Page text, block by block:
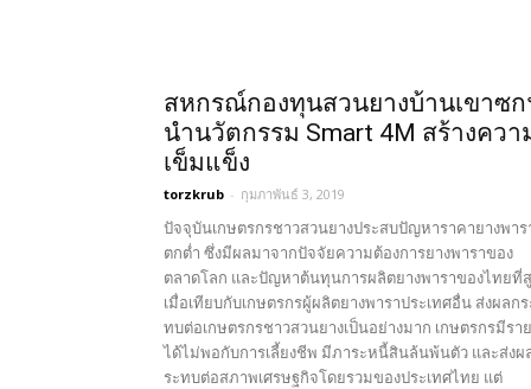
สหกรณ์กองทุนสวนยางบ้านเขาซก
นำนวัตกรรม Smart 4M สร้างควา
เข็มแข็ง
torzkrub - กุมภาพันธ์ 3, 2019
ปัจจุบันเกษตรกรชาวสวนยางประสบปัญหาราคายางพาร
ตกต่ำ ซึ่งมีผลมาจากปัจจัยความต้องการยางพาราของ
ตลาดโลก และปัญหาต้นทุนการผลิตยางพาราของไทยที่
เมื่อเทียบกับเกษตรกรผู้ผลิตยางพาราประเทศอื่น ส่งผลกร
ทบต่อเกษตรกรชาวสวนยางเป็นอย่างมาก เกษตรกรมีราย
ได้ไม่พอกับการเลี้ยงชีพ มีภาระหนี้สินล้นพ้นตัว และส่งผ
ระทบต่อสภาพเศรษฐกิจโดยรวมของประเทศไทย แต่